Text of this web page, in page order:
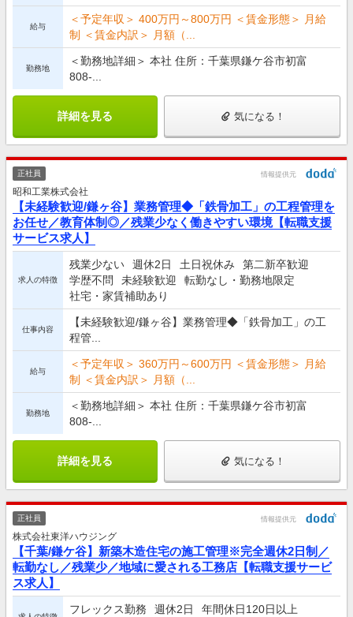
給与
＜予定年収＞ 400万円～800万円 ＜賃金形態＞ 月給
制 ＜賃金内訳＞ 月額（...
勤務地
＜勤務地詳細＞ 本社 住所：千葉県鎌ケ谷市初富
808-...
詳細を見る 気になる！
正社員 情報提供元
昭和工業株式会社
【未経験歓迎/鎌ヶ谷】業務管理◆「鉄骨加工」の工程管理を
お任せ／教育体制◎／残業少なく働きやすい環境【転職支援
サービス求人】
求人の特徴
残業少ない 週休2日 土日祝休み
第二新卒歓迎
学歴不問
未経験歓迎
転勤なし・勤務地限定
社宅・家賃補助あり
仕事内容
【未経験歓迎/鎌ヶ谷】業務管理◆「鉄骨加工」の工
程管...
給与
＜予定年収＞ 360万円～600万円 ＜賃金形態＞ 月給
制 ＜賃金内訳＞ 月額（...
勤務地
＜勤務地詳細＞ 本社 住所：千葉県鎌ケ谷市初富
808-...
詳細を見る 気になる！
正社員 情報提供元
株式会社東洋ハウジング
【千葉/鎌ケ谷】新築木造住宅の施工管理※完全週休2日制／
転勤なし／残業少／地域に愛される工務店【転職支援サービ
ス求人】
フレックス勤務 週休2日 年間休日120日以上